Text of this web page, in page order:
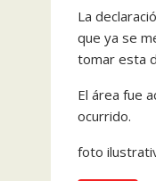
La
que ya se
tomar esta
El área fue
ocurrido.
foto